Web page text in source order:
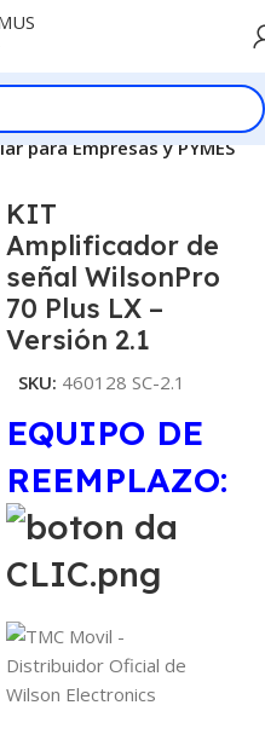
para Empresas y PYMES
KIT
Amplificador de
señal WilsonPro
70 Plus LX –
Versión 2.1
SKU: 460128 SC-2.1
EQUIPO DE
REEMPLAZO: